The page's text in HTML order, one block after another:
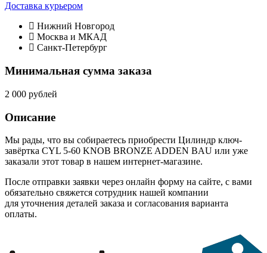
Доставка курьером
Нижний Новгород
Москва и МКАД
Санкт-Петербург
Минимальная сумма заказа
2 000 рублей
Описание
Мы рады, что вы собираетесь приобрести Цилиндр ключ-
завёртка CYL 5-60 KNOB BRONZE ADDEN BAU или уже
заказали этот товар в нашем интернет-магазине.
После отправки заявки через онлайн форму на сайте, с вами
обязательно свяжется сотрудник нашей компании
для уточнения деталей заказа и согласования варианта
оплаты.